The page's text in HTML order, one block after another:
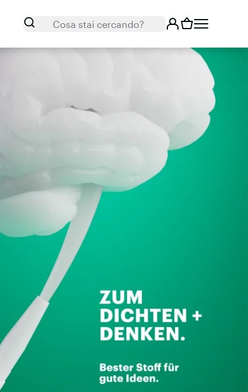
Cerca Cosa stai cercando?